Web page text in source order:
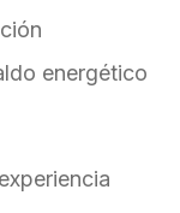
energético